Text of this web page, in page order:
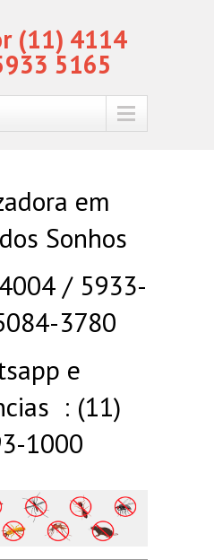
(11) 4114
5165
em
Sonhos
/ 5933-
3780
e
: (11)
1000